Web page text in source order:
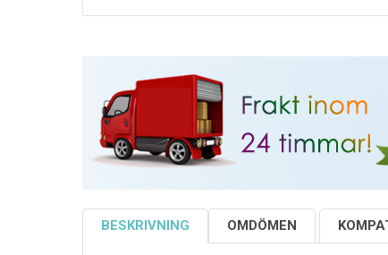
BESKRIVNING OMDÖMEN